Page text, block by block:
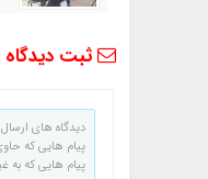
ثبت
دیدگاه های
پیام هایی که
پیام هایی که به